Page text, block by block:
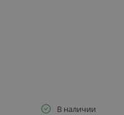
В наличии